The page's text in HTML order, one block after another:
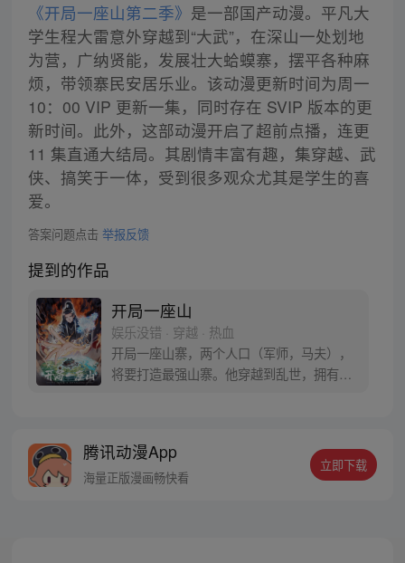
《开局一座山第二季》 是一部国产动漫。平凡大
学生程大雷意外穿越到“大武”，在深山一处划地
为营，广纳贤能，发展壮大蛤蟆寨，摆平各种麻
烦，带领寨民安居乐业。该动漫更新时间为周一
10：00 VIP 更新一集，同时存在 SVIP 版本的更
新时间。此外，这部动漫开启了超前点播，连更
11 集直通大结局。其剧情丰富有趣，集穿越、武
侠、搞笑于一体，受到很多观众尤其是学生的喜
爱。
答案问题点击 举报反馈
提到的作品
开局一座山
娱乐没错 · 穿越 · 热血
开局一座山寨，两个人口（军师，马夫），
将要打造最强山寨。他穿越到乱世，拥有一
名震古今，问一声：王侯将相，宁有种乎！
腾讯动漫App
海量正版漫画畅快看
立即下载